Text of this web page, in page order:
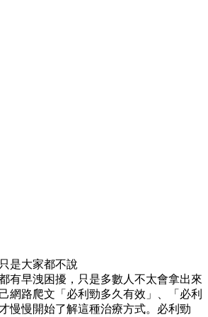
是大家都不說
有早洩困擾，只是多數人不太會拿出來
網路爬文「必利勁多久有效」、「必利
慢慢開始了解這種治療方式。必利勁